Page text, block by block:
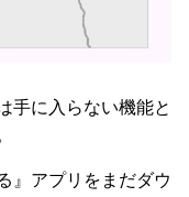
手に入らない機能と
』アプリをまだダウ